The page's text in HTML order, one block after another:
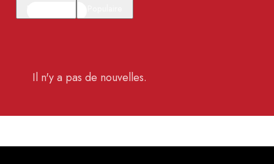
Il n'y a pas de nouvelles.